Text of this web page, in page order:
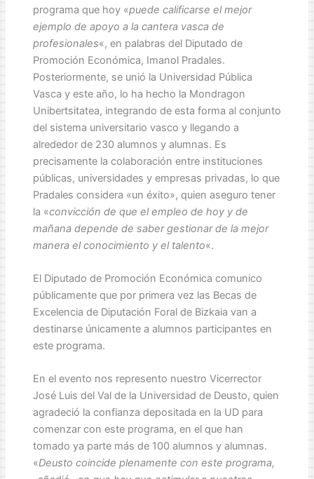
programa que hoy «puede calificarse el mejor
ejemplo de apoyo a la cantera vasca de
profesionales«, en palabras del Diputado de
Promoción Económica, Imanol Pradales.
Posteriormente, se unió la Universidad Pública
Vasca y este año, lo ha hecho la Mondragon
Unibertsitatea, integrando de esta forma al conjunto
del sistema universitario vasco y llegando a
alrededor de 230 alumnos y alumnas. Es
precisamente la colaboración entre instituciones
públicas, universidades y empresas privadas, lo que
Pradales considera «un éxito», quien aseguro tener
la «convicción de que el empleo de hoy y de
mañana depende de saber gestionar de la mejor
manera el conocimiento y el talento«.
El Diputado de Promoción Económica comunico
públicamente que por primera vez las Becas de
Excelencia de Diputación Foral de Bizkaia van a
destinarse únicamente a alumnos participantes en
este programa.
En el evento nos represento nuestro Vicerrector
José Luis del Val de la Universidad de Deusto, quien
agradeció la confianza depositada en la UD para
comenzar con este programa, en el que han
tomado ya parte más de 100 alumnos y alumnas.
«Deusto coincide plenamente con este programa,